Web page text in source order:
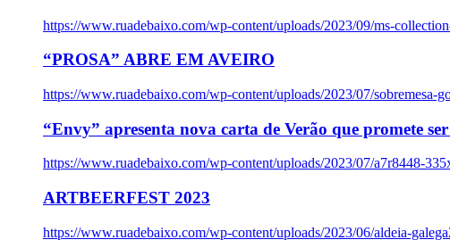
https://www.ruadebaixo.com/wp-content/uploads/2023/09/ms-
“PROSA” ABRE EM AVEIRO
https://www.ruadebaixo.com/wp-content/uploads/2023/07/sobremesa-
“Envy” apresenta nova carta de Verão que promete
https://www.ruadebaixo.com/wp-content/uploads/2023/07/a7r8448-
ARTBEERFEST 2023
https://www.ruadebaixo.com/wp-content/uploads/2023/06/aldeia-